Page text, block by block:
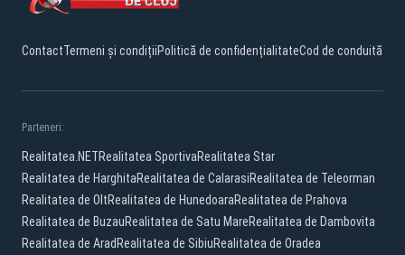
ContactTermeni și condițiiPolitică de confidențialitateCod de conduită
Parteneri:
Realitatea.NETRealitatea SportivaRealitatea Star
Realitatea de HarghitaRealitatea de CalarasiRealitatea de Teleorman
Realitatea de OltRealitatea de HunedoaraRealitatea de Prahova
Realitatea de BuzauRealitatea de Satu MareRealitatea de Dambovita
Realitatea de Arad Realitatea de SibiuRealitatea de Oradea